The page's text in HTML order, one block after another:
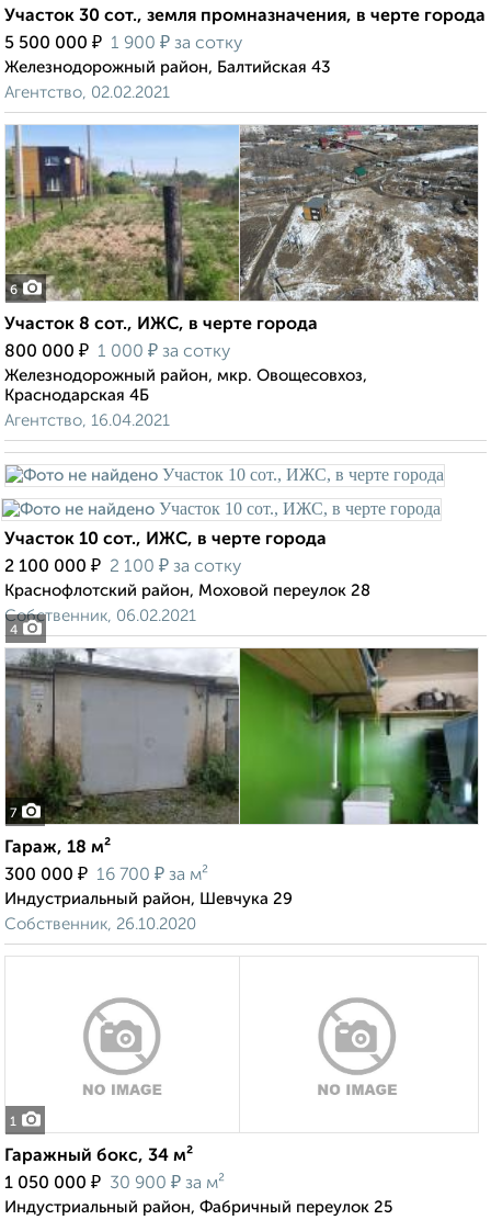
Участок 30 сот., земля промназначения, в черте города
5 500 000 ₽ 1 900 ₽ за сотку
Железнодорожный район, Балтийская 43
Агентство, 02.02.2021
6
Участок 8 сот., ИЖС, в черте города
800 000 ₽ 1 000 ₽ за сотку
Железнодорожный район, мкр. Овощесовхоз,
Краснодарская 4Б
Агентство, 16.04.2021
4
Участок 10 сот., ИЖС, в черте города
2 100 000 ₽ 2 100 ₽ за сотку
Краснофлотский район, Моховой переулок 28
Собственник, 06.02.2021
7
Гараж, 18 м²
300 000 ₽ 16 700 ₽ за м²
Индустриальный район, Шевчука 29
Собственник, 26.10.2020
1
Гаражный бокс, 34 м²
1 050 000 ₽ 30 900 ₽ за м²
Индустриальный район, Фабричный переулок 25